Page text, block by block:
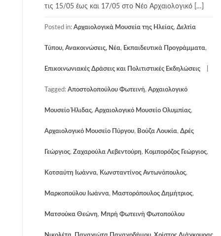
τις 15/05 έως και 17/05 στο Νέο Αρχαιολογικό […]
Posted in: Αρχαιολογικά Μουσεία της Ηλείας, Δελτία
Τύπου, Ανακοινώσεις, Νέα, Εκπαιδευτικά Προγράμματα,
Επικοινωνιακές Δράσεις και Πολιτιστικές Εκδηλώσεις
Tagged: Αποστολοπούλου Φωτεινή, Αρχαιολογικό
Μουσείο Ήλιδας, Αρχαιολογικό Μουσείο Ολυμπίας,
Αρχαιολογικό Μουσείο Πύργου, Βούζα Λουκία, Δρές
Γεώργιος, Ζαχαρούλα Λεβεντούρη, Κομπορόζος Γεώργιος,
Κοτσαύτη Ιωάννα, Κωνσταντίνος Αντωνόπουλος,
Μαρκοπούλου Ιωάννα, Μαστορόπουλος Δημήτριος,
Ματσούκα Θεώνη, Μπρή Φωτεινή Φωτοπούλου